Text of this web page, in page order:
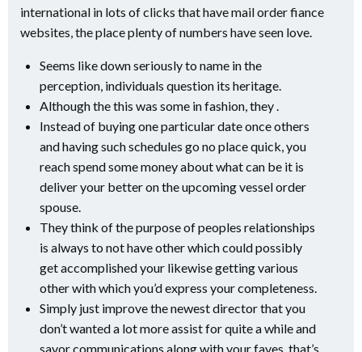
international in lots of clicks that have mail order fiance
websites, the place plenty of numbers have seen love.
Seems like down seriously to name in the
perception, individuals question its heritage.
Although the this was some in fashion, they .
Instead of buying one particular date once others
and having such schedules go no place quick, you
reach spend some money about what can be it is
deliver your better on the upcoming vessel order
spouse.
They think of the purpose of peoples relationships
is always to not have other which could possibly
get accomplished your likewise getting various
other with which you’d express your completeness.
Simply just improve the newest director that you
don’t wanted a lot more assist for quite a while and
savor communications along with your faves, that’s